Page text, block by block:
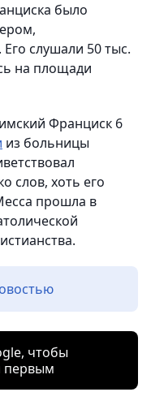
было
слушали 50 тыс.
на площади
Франциск 6
из больницы
слов, хоть его
прошла в
чтобы
первым